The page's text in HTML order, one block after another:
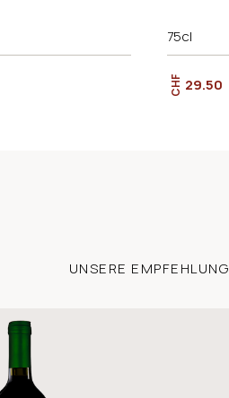
75cl
CHF 29.50
UNSERE EMPFEHLUNG